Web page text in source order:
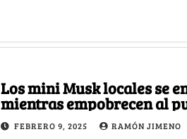
Los mini Musk locales se
mientras empobrecen al
FEBRERO 9, 2025 RAMÓN JIMENO